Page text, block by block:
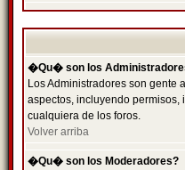
�Qu� son los
Los Administradores son
aspectos, incluyendo
cualquiera de los foros.
Volver arriba
�Qu� son los Moderadores?